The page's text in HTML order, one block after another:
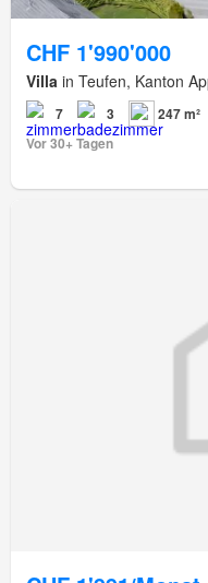
CHF 1'990'000
Villa in Teufen, Kanton
7 3
247 m²
Vor 30+ Tagen